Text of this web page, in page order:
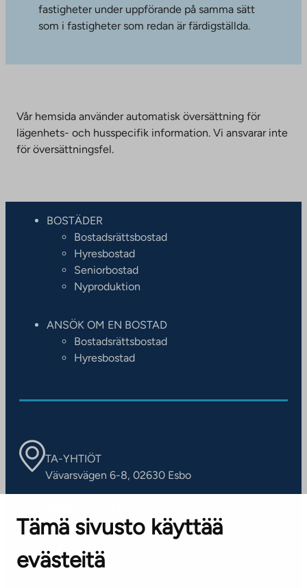
Tämä sivusto käyttää
evästeitä
fastigheter under uppförande på samma sätt
som i fastigheter som redan är färdigställda.
Vår hemsida använder automatisk översättning för
lägenhets- och husspecifik information. Vi ansvarar inte
för översättningsfel.
BOSTÄDER
Bostadsrättsbostad
Hyresbostad
Seniorbostad
Nyproduktion
ANSÖK OM EN BOSTAD
Bostadsrättsbostad
Hyresbostad
TA-YHTIÖT
Vävarsvägen 6-8, 02630 Esbo
Kontaktinformation
KUNDSERVICE